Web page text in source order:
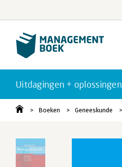
Uitdagingen + oplossingen
Boeken Geneeskunde